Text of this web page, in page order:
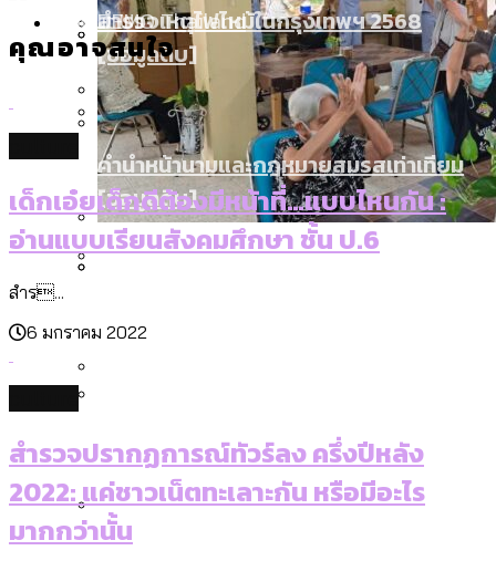
กทม. มีอำนาจแค่ไหน ในการแก้ปัญหาให้คน
ที่อาศัยอยู่ในกรุงเทพฯ
งบระบายน้ำ-ป้องกันน้ำท่วม 4 ปี (2566-
2569) ของ กทม. ในยุคชัชชาติ ลงเขตไหน
ทำอะไรบ้าง
ความขัดแย้งไทย-กัมพูชา
กรุงเทพฯ เมืองคอนเสิร์ต : สำรวจ
คอนเสิร์ตและแฟนมีตติ้งในไทยจำนวน 526
งาน ตั้งแต่ปี 2023-2024
ปีนกำแพงส่องซีรีส์จีน: จีนส่งออกภาพ
สำรวจเศรษฐกิจในกรุงเทพฯ ผ่าน
Bangkok Index 2025
สำรวจงบประมาณรายเขตในกรุงเทพฯ
ผ่าน Bangkok Index 2025
สำรวจรายได้จากการจัดเก็บภาษีใน
ตายมากกว่าเกิด
กรุงเทพฯ เมืองสังคมผู้สูงอายุ [ข้อมูลดิบ]
สำรวจเหตุไฟไหม้ในกรุงเทพฯ 2568
[ข้อมูลดิบ]
คำนำหน้านามและกฎหมายสมรสเท่าเทียม
[ข้อมูลดิบ]
[ข้อมูลดิบ]
DEMO Thailand
About Us
คุณอาจสนใจ
เด็กเอ๋ยเด็กดีต้องมีหน้าที่…แบบไหนกัน :
อ่านแบบเรียนสังคมศึกษา ชั้น ป.6
สำร...
6 มกราคม 2022
สำรวจปรากฏการณ์ทัวร์ลง ครึ่งปีหลัง
2022: แค่ชาวเน็ตทะเลาะกัน หรือมีอะไร
มากกว่านั้น